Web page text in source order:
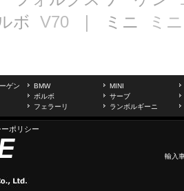
ボ V70 ｜ ミニ ミニ
ゲン BMW
MINI
ボルボ
サーブ
フェラーリ ランボルギーニ
ポリシー
輸入